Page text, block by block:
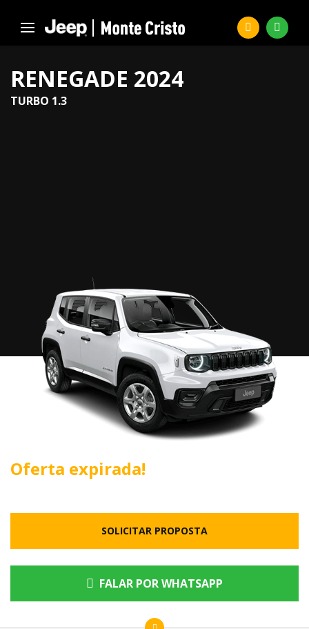
RENEGADE 2024
TURBO 1.3
Oferta expirada!
SOLICITAR PROPOSTA
FALAR POR WHATSAPP